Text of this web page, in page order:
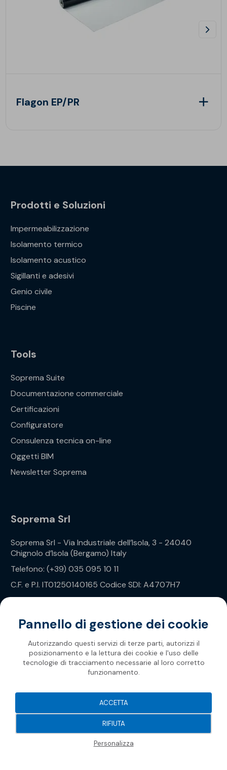
Flagon EP/PR
Prodotti e Soluzioni
Impermeabilizzazione
Isolamento termico
Isolamento acustico
Sigillanti e adesivi
Genio civile
Piscine
Tools
Soprema Suite
Documentazione commerciale
Certificazioni
Configuratore
Consulenza tecnica on-line
Oggetti BIM
Newsletter Soprema
Soprema Srl
Soprema Srl - Via Industriale dell’Isola, 3 - 24040
Chignolo d’Isola (Bergamo) Italy
Telefono: (+39) 035 095 10 11
C.F. e P.I. IT01250140165 Codice SDI: A4707H7
Privacy Policy
Soprema 2026
Pannello di gestione dei cookie
Autorizzando questi servizi di terze parti, autorizzi il
posizionamento e la lettura dei cookie e l'uso delle
tecnologie di tracciamento necessarie al loro corretto
funzionamento.
RIFIUTA
Personalizza
ACCETTA